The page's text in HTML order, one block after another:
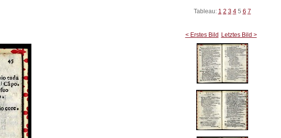
Tableau: 1 2 3 45 6 7
< Erstes Bild Letztes Bild >